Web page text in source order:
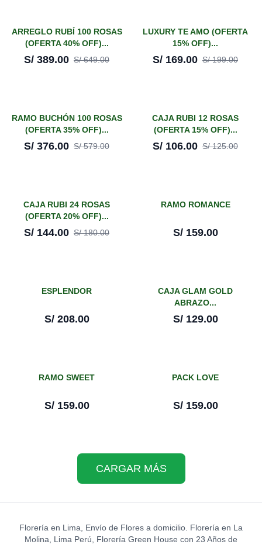
¡En oferta!
40%
ARREGLO RUBÍ 100 ROSAS
(OFERTA 40% OFF)...
S/ 389.00 S/649.00
¡En oferta!
LUXURY TE AMO (OFERTA
15% OFF)...
S/ 169.00 S/199.00
¡En oferta!
35%
RAMO BUCHÓN 100 ROSAS
(OFERTA 35% OFF)...
S/ 376.00 S/579.00
¡En oferta!
15%
CAJA RUBI 12 ROSAS
(OFERTA 15% OFF)...
S/ 106.00 S/125.00
¡En oferta!
20%
CAJA RUBI 24 ROSAS
(OFERTA 20% OFF)...
S/ 144.00 S/180.00
RAMO ROMANCE
S/ 159.00
ESPLENDOR
S/ 208.00
CAJA GLAM GOLD
ABRAZO...
S/ 129.00
RAMO SWEET
S/ 159.00
PACK LOVE
S/ 159.00
CARGAR MÁS
Florería en Lima, Envío de Flores a domicilio. Florería en La
Molina, Lima Perú, Florería Green House con 23 Años de